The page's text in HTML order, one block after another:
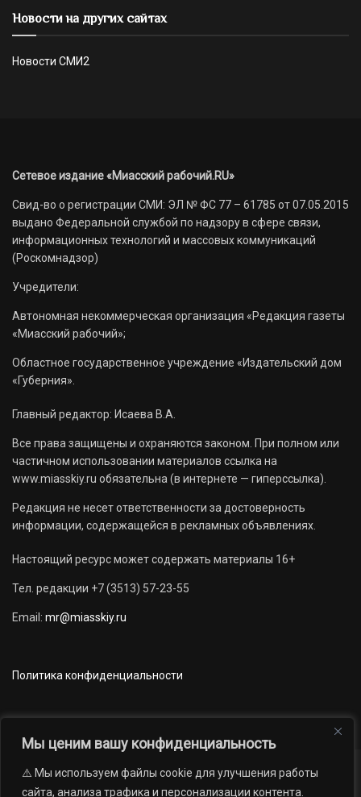
Мы ценим вашу конфиденциальность
⚠️ Мы используем файлы cookie для улучшения работы
сайта, анализа трафика и персонализации контента.
Новости на других сайтах
Новости СМИ2
Сетевое издание «Миасский рабочий.RU»
Свид-во о регистрации СМИ: ЭЛ № ФС 77 – 61785 от 07.05.2015
выдано Федеральной службой по надзору в сфере связи,
информационных технологий и массовых коммуникаций
(Роскомнадзор)
Учредители:
Автономная некоммерческая организация «Редакция газеты
«Миасский рабочий»;
Областное государственное учреждение «Издательский дом
«Губерния».
Главный редактор: Исаева В.А.
Все права защищены и охраняются законом. При полном или
частичном использовании материалов ссылка на
www.miasskiy.ru обязательна (в интернете — гиперссылка).
Редакция не несет ответственности за достоверность
информации, содержащейся в рекламных объявлениях.
Настоящий ресурс может содержать материалы 16+
Тел. редакции +7 (3513) 57-23-55
Email: mr@miasskiy.ru
Политика конфиденциальности
Новости Наши проекты
Официально